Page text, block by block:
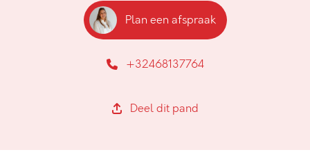
Plan een afspraak
+32468137764
Deel dit pand